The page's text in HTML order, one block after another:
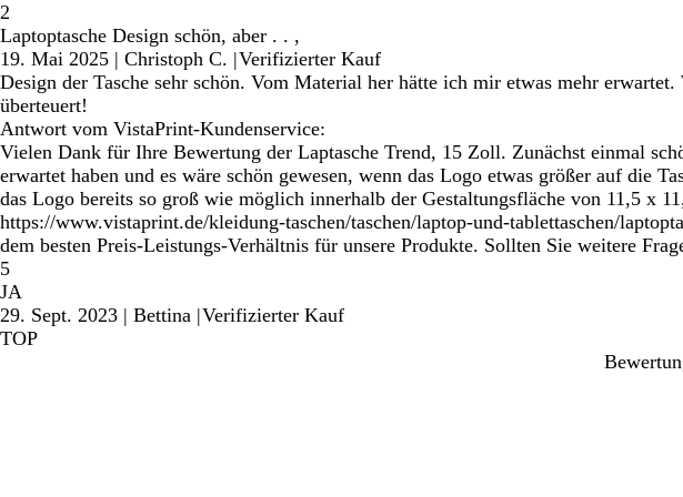
2
Laptoptasche Design schön, aber . . ,
19. Mai 2025 | Christoph C. |Verifizierter Kauf
Design der Tasche sehr schön. Vom Material her hätte ich mir etwas mehr
überteuert!
Antwort vom VistaPrint-Kundenservice:
Vielen Dank für Ihre Bewertung der Laptasche Trend, 15 Zoll. Zunächst einmal
erwartet haben und es wäre schön gewesen, wenn das Logo etwas größer auf die
das Logo bereits so groß wie möglich innerhalb der Gestaltungsfläche von 11,5 x
https://www.vistaprint.de/kleidung-taschen/taschen/laptop-und-tablettaschen/
dem besten Preis-Leistungs-Verhältnis für unsere Produkte. Sollten Sie weitere
5
JA
29. Sept. 2023 | Bettina |Verifizierter Kauf
TOP